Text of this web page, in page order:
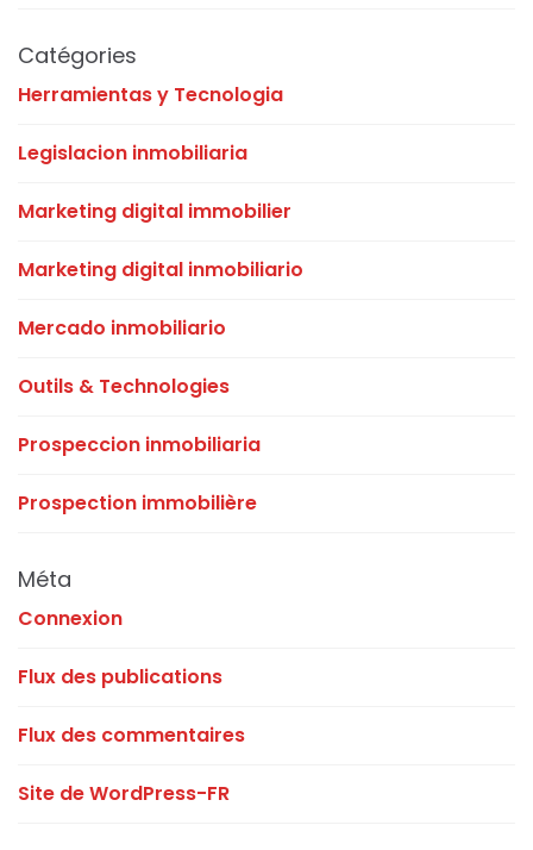
Catégories
Herramientas y Tecnologia
Legislacion inmobiliaria
Marketing digital immobilier
Marketing digital inmobiliario
Mercado inmobiliario
Outils & Technologies
Prospeccion inmobiliaria
Prospection immobilière
Méta
Connexion
Flux des publications
Flux des commentaires
Site de WordPress-FR